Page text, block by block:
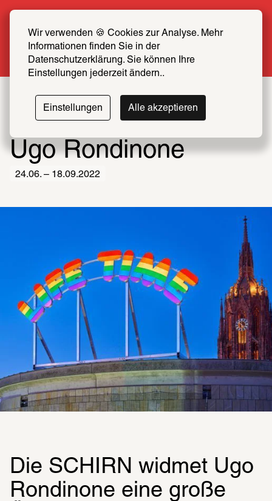
Wir verwenden 🍪 Cookies zur Analyse. Mehr
Informationen finden Sie in der
Datenschutzerklärung. Sie können Ihre
Einstellungen jederzeit ändern..
Einstellungen Alle akzeptieren
SCHIRN FREUND*IN werden
Mehr erfahren
Ugo Rondinone
24.06. – 18.09.2022
Die SCHIRN widmet Ugo
Rondinone eine große